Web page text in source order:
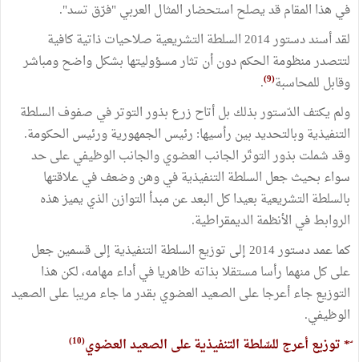
في هذا المقام قد يصلح استحضار المثال العربي "فرّق تسد".
لقد أسند ‏دستور 2014 السلطة التشريعية صلاحيات ذاتية كافية
‏لتتصدر منظومة الحكم دون أن تثار مسؤوليتها بشكل واضح ومباشر
وقابل للمحاسبة(9)
.
‏ولم يكتف الدّستور بذلك بل أتاح زرع بذور التوتر في صفوف السلطة
التنفيذية وبالتحديد بين رأسيها: رئيس الجمهورية ورئيس الحكومة.
‏وقد شملت بذور التوتّر الجانب العضوي والجانب الوظيفي على حد
سواء بحيث جعل السلطة التنفيذية في وهن وضعف في علاقتها
بالسلطة التشريعية بعيدا كل البعد عن مبدأ التوازن الذي يميز هذه
الروابط في الأنظمة الديمقراطية.
كما عمد دستور 2014 ‏إلى توزيع السلطة التنفيذية إلى قسمين جعل
على كل منهما ‏رأسا ‏مستقلا بذاته ظاهريا في أداء مهامه، ‏لكن هذا
التوزيع جاء أعرجا على الصعيد العضوي بقدر ما جاء مريبا على الصعيد
الوظيفي.
‏ّ* توزيع أعرج للسّلطة التنفيذية على الصعيد العضوي(10)